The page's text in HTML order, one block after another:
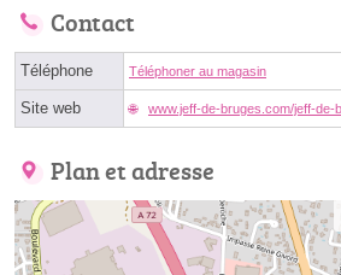
Contact
Téléphone Téléphoner au magasin
Site web www.jeff-de-bruges.com/jeff-de-
Plan et adresse